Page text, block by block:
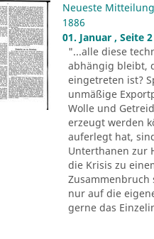
Neueste
1886
01. Januar , Seite 2
"...alle diese
abhängig bleibt,
eingetreten ist?
unmäßige
Wolle und
erzeugt werden
auferlegt hat,
Unterthanen zur
die Krisis zu
Zusammenbruch
nur auf die
gerne das